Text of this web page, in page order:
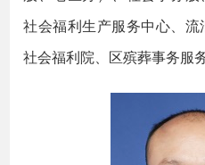
社会福利生产服务中心、
社会福利院、区殡葬事务服